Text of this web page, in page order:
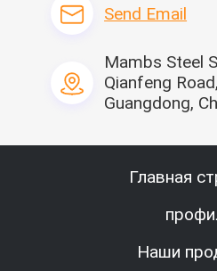
Send Email
Mambs Steel
Qianfeng
Guangdong,
Главная
Наши